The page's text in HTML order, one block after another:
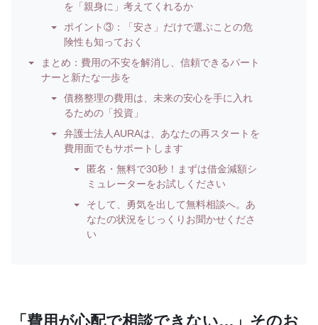
を「親身に」考えてくれるか
ポイント③：「安さ」だけで選ぶことの危
険性も知っておく
まとめ：費用の不安を解消し、信頼できるパート
ナーと新たな一歩を
債務整理の費用は、未来の安心を手に入れ
るための「投資」
弁護士法人AURAは、あなたの再スタートを
費用面でもサポートします
匿名・無料で30秒！まずは借金減額シ
ミュレーターをお試しください
そして、勇気を出して無料相談へ。あ
なたの状況をじっくりお聞かせくださ
い
「費用が心配で相談できない…」そのお